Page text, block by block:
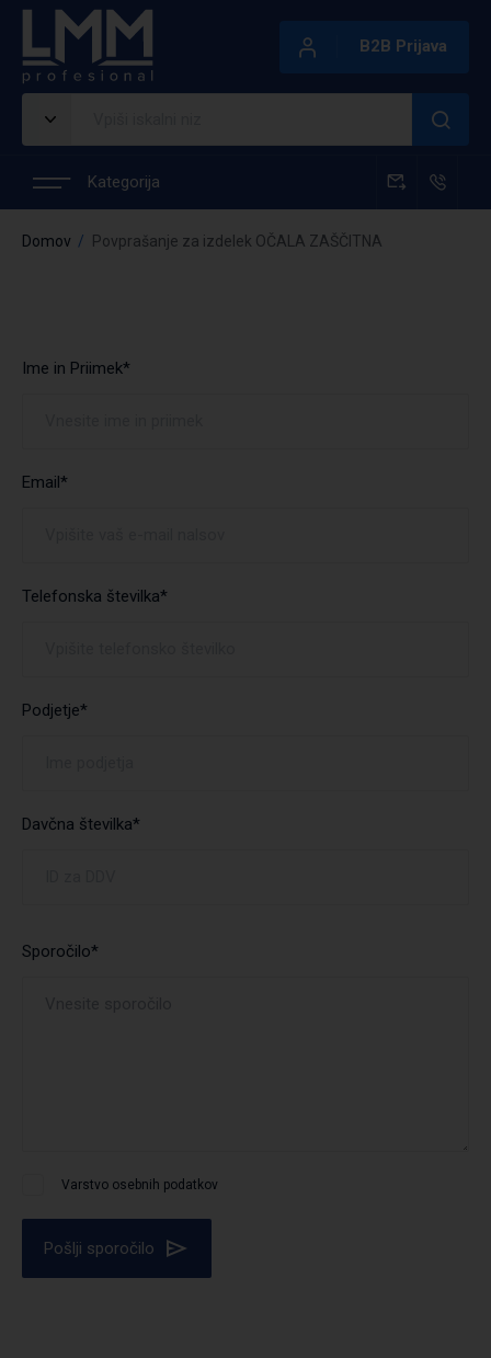
B2B Prijava
Kategorija
Domov Povprašanje za izdelek OČALA ZAŠČITNA
Ime in Priimek*
Email*
Telefonska številka*
Podjetje*
Davčna številka*
Sporočilo*
Varstvo osebnih podatkov
Pošlji sporočilo